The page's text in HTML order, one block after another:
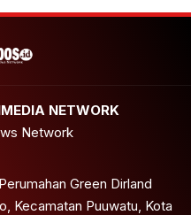
NETWORK
Network
Green Dirland
Kecamatan Puuwatu, Kota